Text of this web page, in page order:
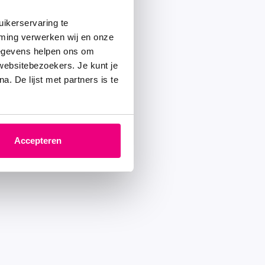
te
verwerken wij en onze
helpen ons om
Je kunt je
De lijst met partners is te
Accepteren